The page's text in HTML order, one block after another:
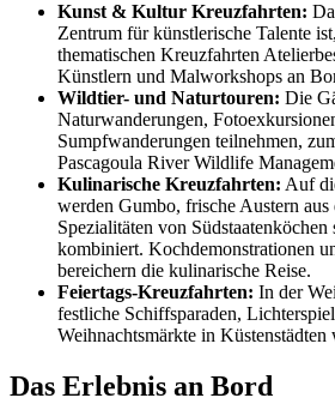
Kunst & Kultur Kreuzfahrten:
Zentrum für künstlerische Talente
thematischen Kreuzfahrten
Künstlern und Malworkshops an
Wildtier- und Naturtouren: Die
Naturwanderungen,
Sumpfwanderungen teilnehmen,
Pascagoula River Wildlife
Kulinarische Kreuzfahrten: Auf
werden Gumbo, frische Austern
Spezialitäten von
kombiniert. Kochdemonstrationen
bereichern die kulinarische Reise.
Feiertags-Kreuzfahrten: In der
festliche Schiffsparaden,
Weihnachtsmärkte in
Das Erlebnis an Bord